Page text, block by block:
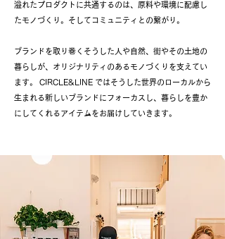
溢れたプロダクトに共通するのは、原料や環境に配慮し
たモノづくり。そしてコミュニティとの繋がり。
​ブランドを取り巻くそうした人や自然、街やその土地の
暮らしが、オリジナリティのあるモノづくりを支えてい
ます。 CIRCLE&LINE ではそうした世界のローカルから
生まれる新しいブランドにフォーカスし、暮らしを豊か
にしてくれるアイテムをお届けしていきます。